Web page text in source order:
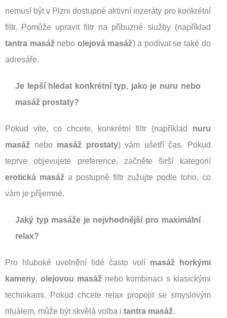
nemusí být v Plzni dostupné aktivní inzeráty pro konkrétní
filtr. Pomůže upravit filtr na příbuzné služby (například
tantra masážnebo olejová masáž) a podívat se také do
adresáře.
Je lepší hledat konkrétní typ, jako je nuru nebo
masáž prostaty?
Pokud víte, co chcete, konkrétní filtr (například nuru
masáž nebo masáž prostaty) vám ušetří čas. Pokud
teprve objevujete preference, začněte širší kategorií
erotická masáž a postupně filtr zužujte podle toho, co
vám je příjemné.
Jaký typ masáže je nejvhodnější pro maximální
relax?
Pro hluboké uvolnění lidé často volí masáž horkými
kameny, olejovou masážnebo kombinaci s klasickými
technikami. Pokud chcete relax propojit se smyslovým
rituálem, může být skvělá volba i tantra masáž.